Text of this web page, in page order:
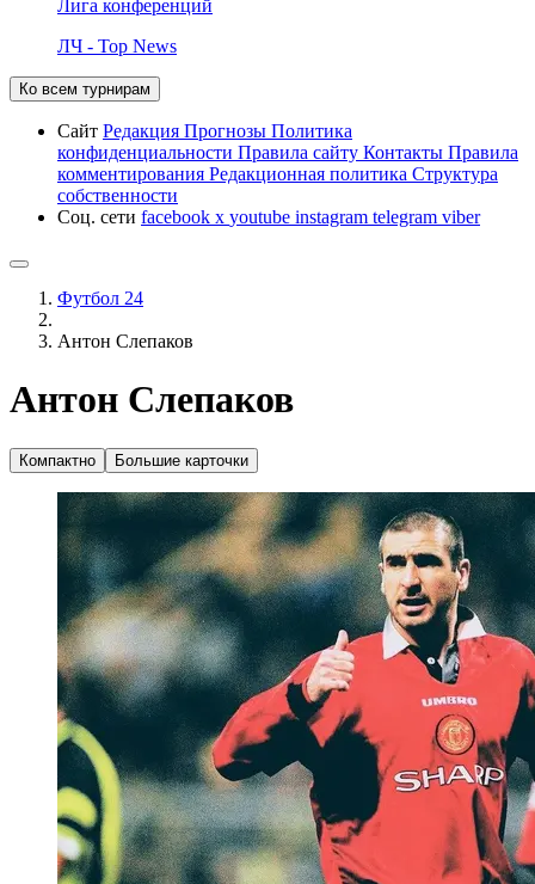
Лига конференций
ЛЧ - Top News
Ко всем турнирам
Сайт Редакция Прогнозы Политика
конфиденциальности Правила сайту Контакты Правила
комментирования Редакционная политика Структура
собственности
Соц. сети facebook x youtube instagram telegram viber
Футбол 24
Антон Слепаков
Антон Слепаков
Компактно Большие карточки